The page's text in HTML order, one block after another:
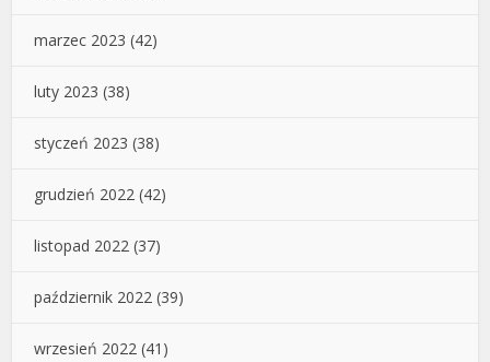
marzec 2023 (42)
luty 2023 (38)
styczeń 2023 (38)
grudzień 2022 (42)
listopad 2022 (37)
październik 2022 (39)
wrzesień 2022 (41)